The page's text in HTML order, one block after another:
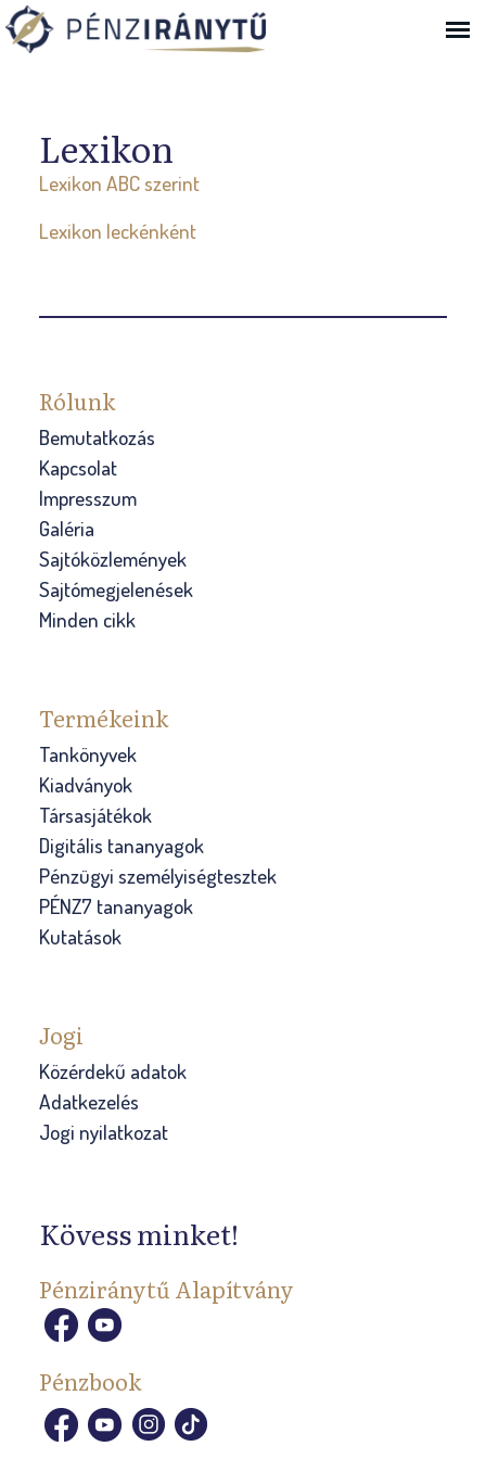
Ugrás a navigációhoz
Lexikon
Lexikon ABC szerint
Lexikon leckénként
Rólunk
Bemutatkozás
Kapcsolat
Impresszum
Galéria
Sajtóközlemények
Sajtómegjelenések
Minden cikk
Termékeink
Tankönyvek
Kiadványok
Társasjátékok
Digitális tananyagok
Pénzügyi személyiségtesztek
PÉNZ7 tananyagok
Kutatások
Jogi
Közérdekű adatok
Adatkezelés
Jogi nyilatkozat
Kövess minket!
Pénziránytű Alapítvány
Pénzbook